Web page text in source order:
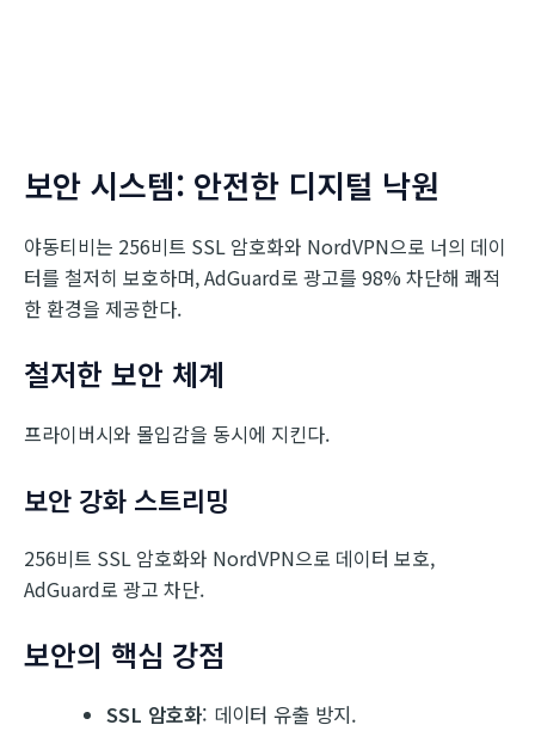
보안 시스템: 안전한 디지털 낙원
야동티비는 256비트 SSL 암호화와 NordVPN으로 너의 데이
터를 철저히 보호하며, AdGuard로 광고를 98% 차단해 쾌적
한 환경을 제공한다.
철저한 보안 체계
프라이버시와 몰입감을 동시에 지킨다.
보안 강화 스트리밍
256비트 SSL 암호화와 NordVPN으로 데이터 보호,
AdGuard로 광고 차단.
보안의 핵심 강점
SSL 암호화: 데이터 유출 방지.